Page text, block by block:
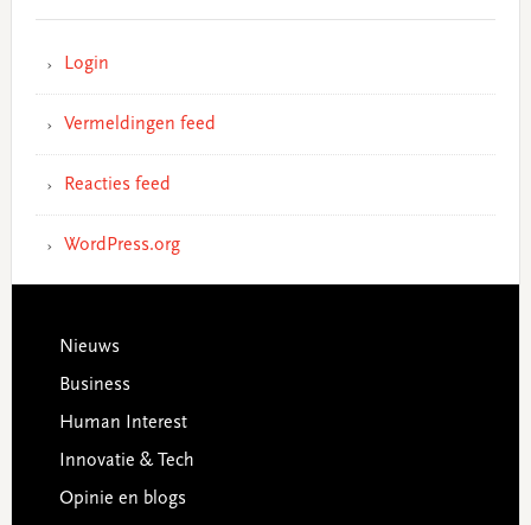
Login
Vermeldingen feed
Reacties feed
WordPress.org
Footer
Nieuws
Business
Human Interest
Innovatie & Tech
Opinie en blogs